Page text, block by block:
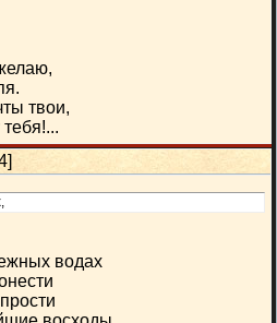
твои,
водах